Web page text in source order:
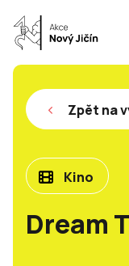
Zpět na
Kino
Dream